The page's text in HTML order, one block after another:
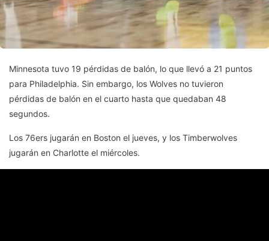
Minnesota tuvo 19 pérdidas de balón, lo que llevó a 21 puntos
para Philadelphia. Sin embargo, los Wolves no tuvieron
pérdidas de balón en el cuarto hasta que quedaban 48
segundos.
Los 76ers jugarán en Boston el jueves, y los Timberwolves
jugarán en Charlotte el miércoles.